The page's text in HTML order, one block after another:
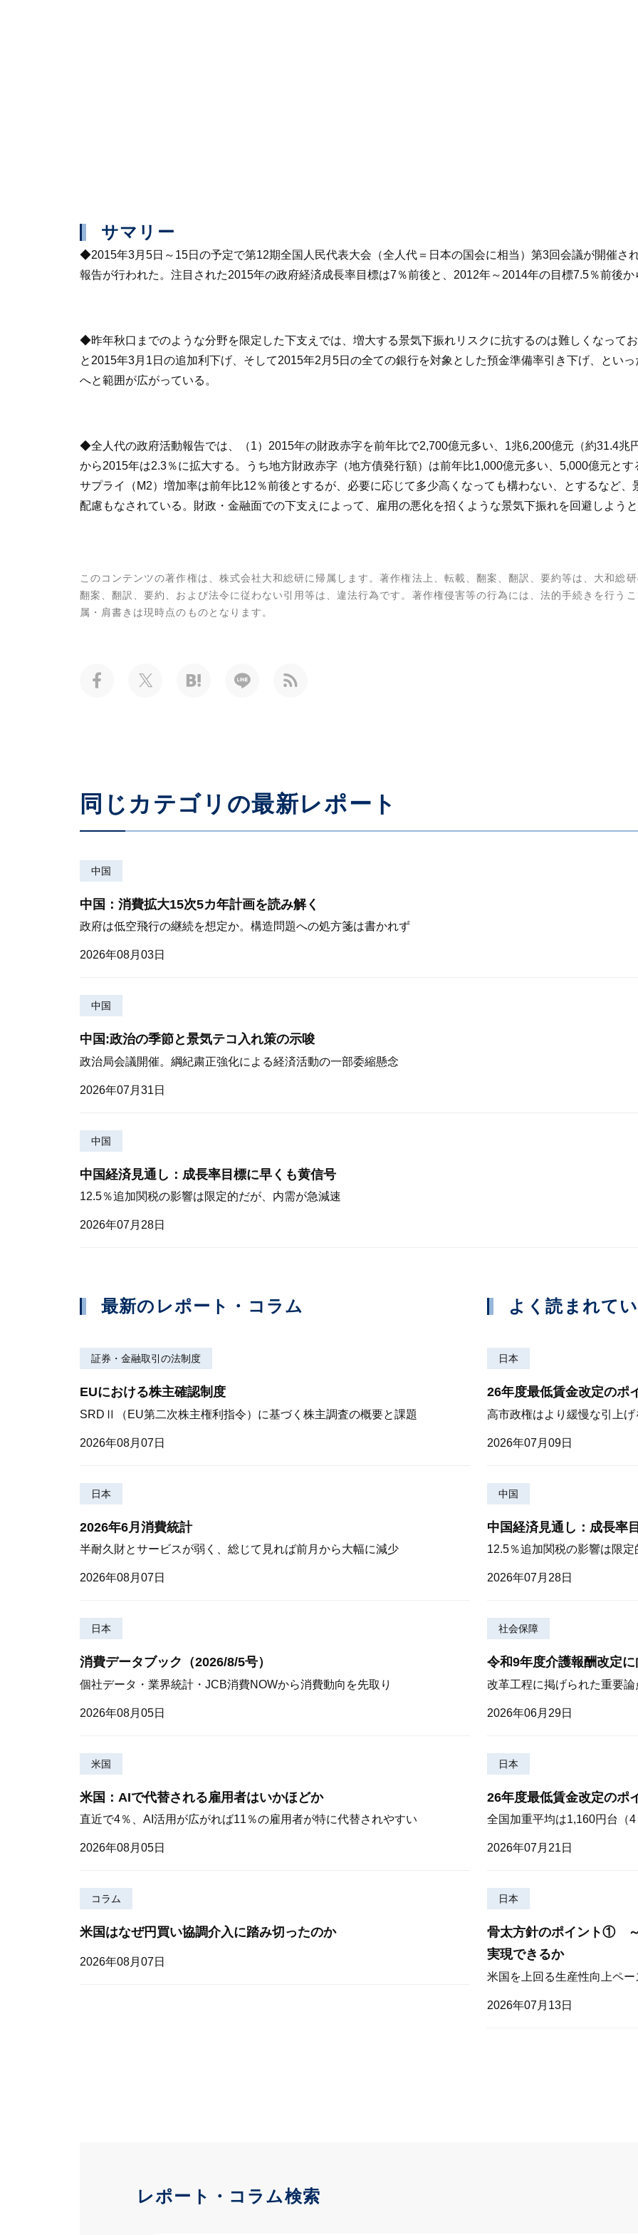
サマリー
◆2015年3月5日～15日の予定で第12期全国人民代表大会（全人代＝日本の国会に相当）第3回会議が開催さ
報告が行われた。注目された2015年の政府経済成長率目標は7％前後と、2012年～2014年の目標7.5％前後か
◆昨年秋口までのような分野を限定した下支えでは、増大する景気下振れリスクに抗するのは難しくなって
と2015年3月1日の追加利下げ、そして2015年2月5日の全ての銀行を対象とした預金準備率引き下げ、とい
へと範囲が広がっている。
◆全人代の政府活動報告では、（1）2015年の財政赤字を前年比で2,700億元多い、1兆6,200億元（約31.4兆
から2015年は2.3％に拡大する。うち地方財政赤字（地方債発行額）は前年比1,000億元多い、5,000億元と
サプライ（M2）増加率は前年比12％前後とするが、必要に応じて多少高くなっても構わない、とするなど
配慮もなされている。財政・金融面での下支えによって、雇用の悪化を招くような景気下振れを回避しようと
このコンテンツの著作権は、株式会社大和総研に帰属します。著作権法上、転載、翻案、翻訳、要約等は、大和総
翻案、翻訳、要約、および法令に従わない引用等は、違法行為です。著作権侵害等の行為には、法的手続きを行う
属・肩書きは現時点のものとなります。
同じカテゴリの最新レポート
中国
中国：消費拡大15次5カ年計画を読み解く
政府は低空飛行の継続を想定か。構造問題への処方箋は書かれず
2026年08月03日
中国
中国:政治の季節と景気テコ入れ策の示唆
政治局会議開催。綱紀粛正強化による経済活動の一部委縮懸念
2026年07月31日
中国
中国経済見通し：成長率目標に早くも黄信号
12.5％追加関税の影響は限定的だが、内需が急減速
2026年07月28日
最新のレポート・コラム
証券・金融取引の法制度
EUにおける株主確認制度
SRDⅡ（EU第二次株主権利指令）に基づく株主調査の概要と課題
2026年08月07日
日本
2026年6月消費統計
半耐久財とサービスが弱く、総じて見れば前月から大幅に減少
2026年08月07日
日本
消費データブック（2026/8/5号）
個社データ・業界統計・JCB消費NOWから消費動向を先取り
2026年08月05日
米国
米国：AIで代替される雇用者はいかほどか
直近で4％、AI活用が広がれば11％の雇用者が特に代替されやすい
2026年08月05日
コラム
米国はなぜ円買い協調介入に踏み切ったのか
2026年08月07日
よく読まれて
日本
26年度最低賃金改定のポ
高市政権はより緩慢な引上
2026年07月09日
中国
中国経済見通し：成長率
12.5％追加関税の影響は限
2026年07月28日
社会保障
令和9年度介護報酬改定
改革工程に掲げられた重要
2026年06月29日
日本
26年度最低賃金改定のポ
全国加重平均は1,160円台（
2026年07月21日
日本
骨太方針のポイント① ～
実現できるか
米国を上回る生産性向上ペ
2026年07月13日
レポート・コラム検索